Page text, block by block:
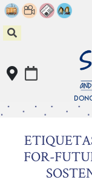
Skip
to
content
FOR-